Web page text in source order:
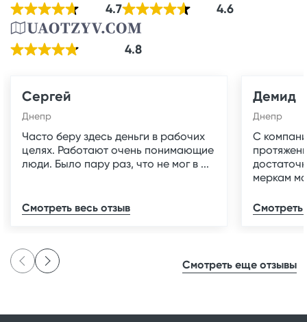
4.7 4.6
4.8
Сергей
Днепр
Часто беру здесь деньги в рабочих
целях. Работают очень понимающие
люди. Было пару раз, что не мог в ...
Смотреть весь отзыв
Демид
Днепр
С
меркам
Смотреть
Смотреть еще отзывы